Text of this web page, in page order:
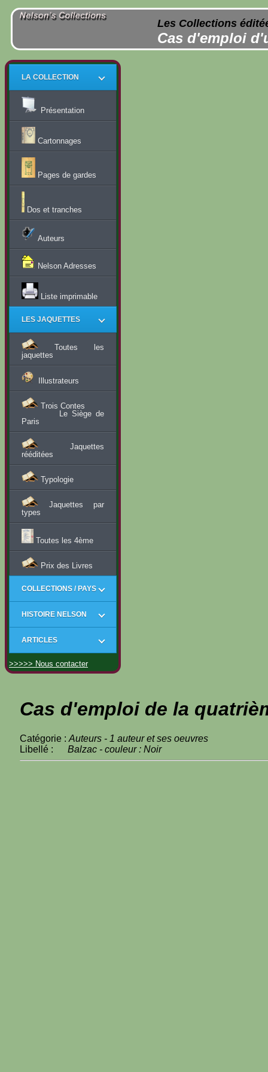
Les Collections
Cas d'emploi
LA COLLECTION
Présentation
Cartonnages
Pages de gardes
Dos et tranches
Auteurs
Nelson Adresses
Liste imprimable
LES JAQUETTES
Toutes les
jaquettes
Illustrateurs
Trois Contes
Le Siège de
Paris
Jaquettes
rééditées
Typologie
Jaquettes par
types
Toutes les 4ème
Prix des Livres
COLLECTIONS / PAYS
HISTOIRE NELSON
ARTICLES
>>>>> Nous contacter
Cas d'emploi de la
Catégorie : Auteurs - 1 auteur et ses oeuvres
Libellé : Balzac - couleur : Noir